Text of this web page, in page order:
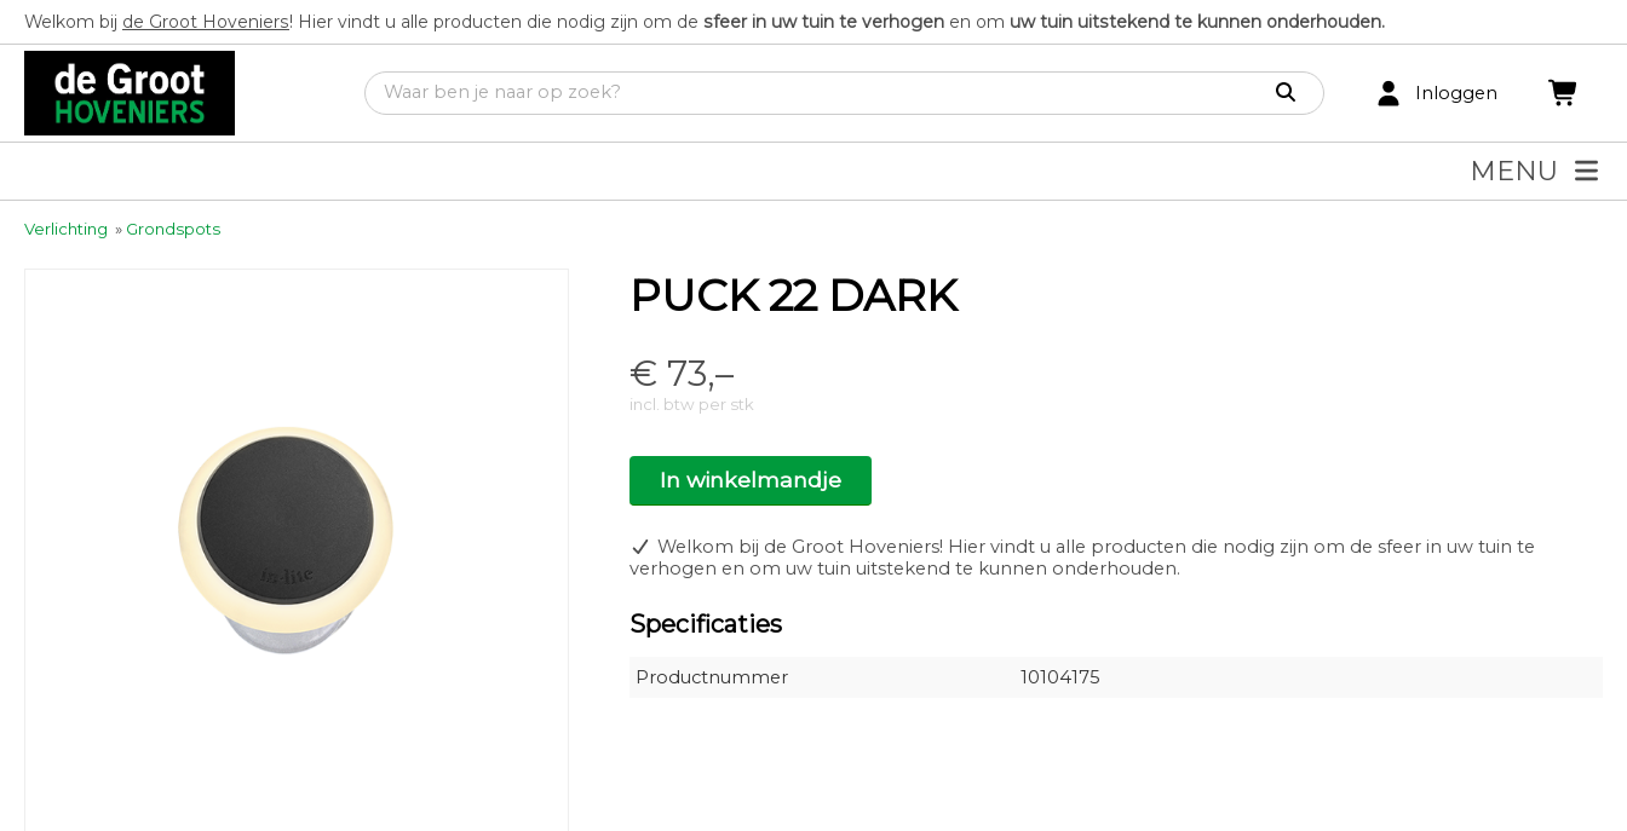
Welkom bij de Groot Hoveniers! Hier vindt u alle producten die nodig zijn om de sfeer in uw tuin te verhogen en om uw tuin uitstekend te kunnen onderhouden.
Inloggen
MENU
Verlichting » Grondspots
PUCK 22 DARK
€ 73,–
incl. btw per stk
In winkelmandje
Welkom bij de Groot Hoveniers! Hier vindt u alle producten die nodig zijn om de sfeer in uw tuin te
verhogen en om uw tuin uitstekend te kunnen onderhouden.
Specificaties
Productnummer 10104175